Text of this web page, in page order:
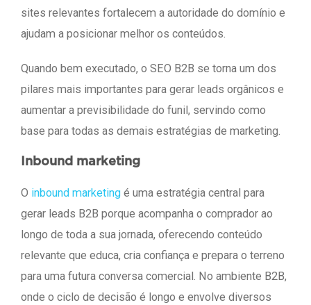
sites relevantes fortalecem a autoridade do domínio e
ajudam a posicionar melhor os conteúdos.
Quando bem executado, o SEO B2B se torna um dos
pilares mais importantes para gerar leads orgânicos e
aumentar a previsibilidade do funil, servindo como
base para todas as demais estratégias de marketing.
Inbound marketing
O inbound marketing é uma estratégia central para
gerar leads B2B porque acompanha o comprador ao
longo de toda a sua jornada, oferecendo conteúdo
relevante que educa, cria confiança e prepara o terreno
para uma futura conversa comercial. No ambiente B2B,
onde o ciclo de decisão é longo e envolve diversos